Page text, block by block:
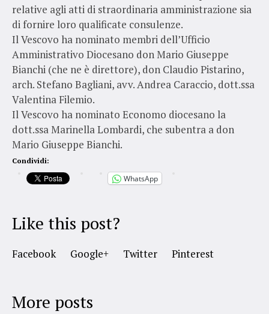
relative agli atti di straordinaria amministrazione sia
di fornire loro qualificate consulenze.
Il Vescovo ha nominato membri dell’Ufficio
Amministrativo Diocesano don Mario Giuseppe
Bianchi (che ne è direttore), don Claudio Pistarino,
arch. Stefano Bagliani, avv. Andrea Caraccio, dott.ssa
Valentina Filemio.
Il Vescovo ha nominato Economo diocesano la
dott.ssa Marinella Lombardi, che subentra a don
Mario Giuseppe Bianchi.
Condividi:
WhatsApp
Like this post?
Facebook Google+ Twitter Pinterest
More posts